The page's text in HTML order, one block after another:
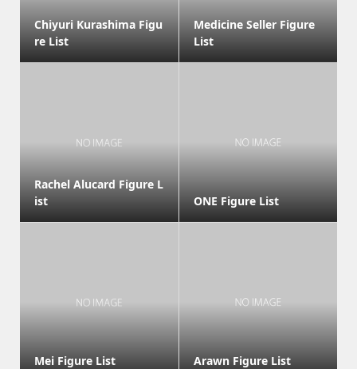
Chiyuri Kurashima Figu
re List
Medicine Seller Figure
List
Rachel Alucard Figure L
ist
ONE Figure List
Mei Figure List Arawn Figure List